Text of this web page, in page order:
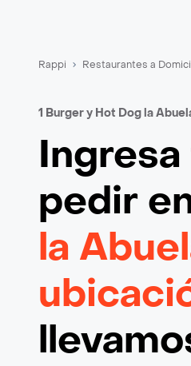
Rappi Restaurantes a
1 Burger y Hot Dog la
pedir
la